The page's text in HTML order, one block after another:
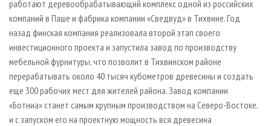
работают деревообрабатывающий комплекс одной из российских
компаний в Паше и фабрика компании «Сведвуд» в Тихвине. Год
назад финская компания реализовала второй этап своего
инвестиционного проекта и запустила завод по производству
мебельной фурнитуры, что позволит в Тихвинском районе
перерабатывать около 40 тысяч кубометров древесины и создать
еще 300 рабочих мест для жителей района. Завод компании
«Ботниа» станет самым крупным производством на Северо-Востоке,
и с запуском его на проектную мощность вся древесина